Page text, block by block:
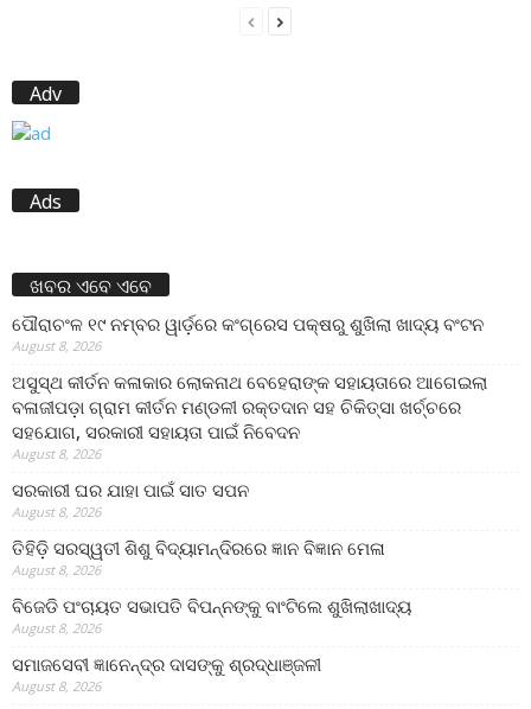
Adv
Ads
ଖବର ଏବେ ଏବେ
ପୌରାଚଂଳ ୧୯ ନମ୍ବର ୱାର୍ଡ଼ରେ କଂଗ୍ରେସ ପକ୍ଷରୁ ଶୁଖିଲା ଖାଦ୍ୟ ବଂଟନ
August 8, 2026
ଅସୁସ୍ଥ କୀର୍ତନ କଳାକାର ଲୋକନାଥ ବେହେରାଙ୍କ ସହାୟତାରେ ଆଗେଇଲା
ବଳାଜୀପଡ଼ା ଗ୍ରାମ କୀର୍ତନ ମଣ୍ଡଳୀ ରକ୍ତଦାନ ସହ ଚିକିତ୍ସା ଖର୍ଚ୍ଚରେ
ସହଯୋଗ, ସରକାରୀ ସହାୟତା ପାଇଁ ନିବେଦନ
August 8, 2026
ସରକାରୀ ଘର ଯାହା ପାଇଁ ସାତ ସପନ
August 8, 2026
ତିହିଡି଼ ସରସ୍ୱତୀ ଶିଶୁ ବିଦ୍ୟାମନ୍ଦିରରେ ଜ୍ଞାନ ବିଜ୍ଞାନ ମେଳା
August 8, 2026
ବିଜେଡି ପଂଚାୟତ ସଭାପତି ବିପନ୍ନଙ୍କୁ ବାଂଟିଲେ ଶୁଖିଲାଖାଦ୍ୟ
August 8, 2026
ସମାଜସେବୀ ଜ୍ଞାନେନ୍ଦ୍ର ଦାସଙ୍କୁ ଶ୍ରଦ୍ଧାଞ୍ଜଳୀ
August 8, 2026